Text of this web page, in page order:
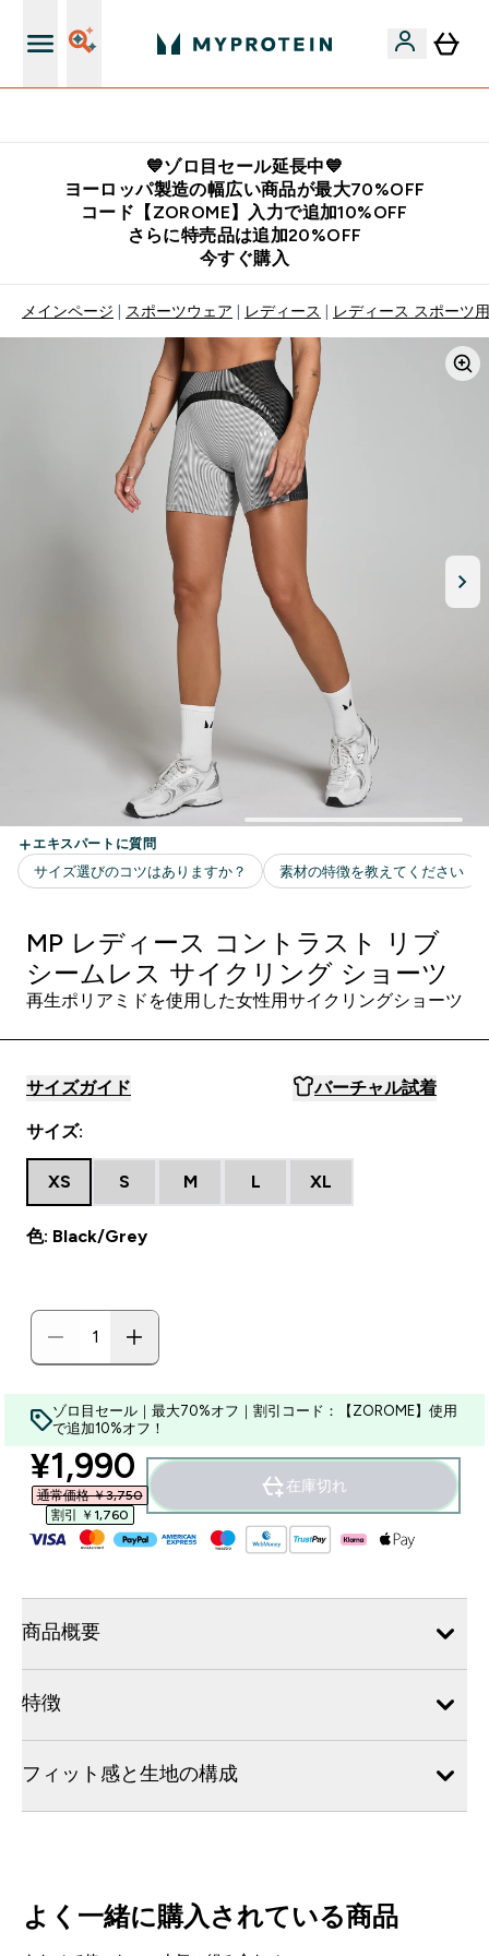
💙ゾロ目セール延長中💙
ヨーロッパ製造の幅広い商品が最大70%OFF
コード【ZOROME】入力で追加10%OFF
さらに特売品は追加20%OFF
今すぐ購入
メインページ スポーツウェア レディース レディース スポーツ
MP レディース コントラスト リブ
シームレス サイクリング ショーツ
再生ポリアミドを使用した女性用サイクリングショーツ
サイズガイド バーチャル試着
サイズ:
XS S M L XL
色: Black/Grey
ゾロ目セール｜最大70%オフ｜割引コード：【ZOROME】使用
で追加10%オフ！
discounted price
¥1,990‎
通常価格 ￥3,750‎
割引 ￥1,760‎
在庫切れ
商品概要
特徴
フィット感と生地の構成
よく一緒に購入されている商品